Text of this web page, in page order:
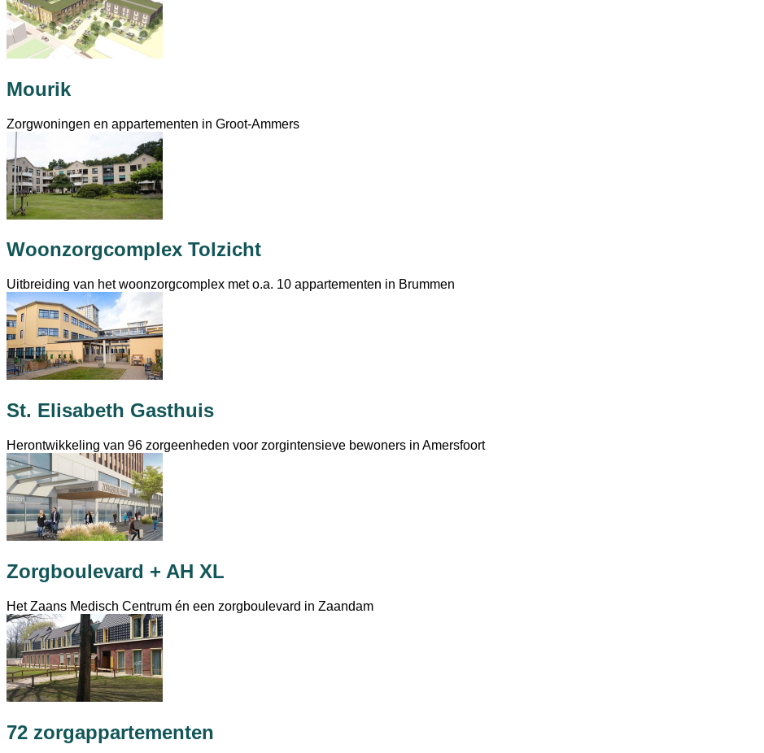
Mourik
Zorgwoningen en appartementen in Groot-Ammers
Woonzorgcomplex Tolzicht
Uitbreiding van het woonzorgcomplex met o.a. 10 appartementen in Brummen
St. Elisabeth Gasthuis
Herontwikkeling van 96 zorgeenheden voor zorgintensieve bewoners in Amersfoort
Zorgboulevard + AH XL
Het Zaans Medisch Centrum én een zorgboulevard in Zaandam
72 zorgappartementen